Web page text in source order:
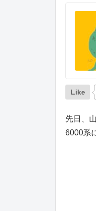
Like
先日、
6000系